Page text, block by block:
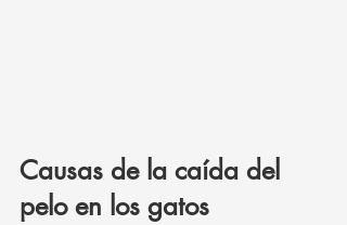
Causas de la caída del
pelo en los gatos